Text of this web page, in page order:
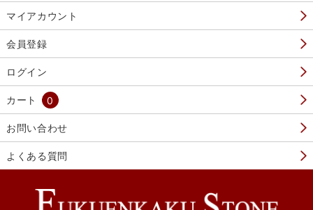
マイアカウント
会員登録
ログイン
カート 0
お問い合わせ
よくある質問